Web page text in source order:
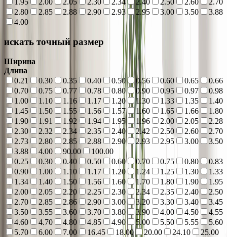
1.95
2.00 2.05 2.30 2.34 2.40 2.50 2.60
2.70
2.80
2.85 2.88 2.90 2.93 2.95 3.00 3.50
3.88
4.00
искать точный размер
Ширина
Длина
0.21
0.30 0.35 0.40 0.50 0.56 0.60 0.65
0.66
0.70
0.75 0.77 0.78 0.80 0.90 0.95 0.97
0.98
1.00
1.10 1.16 1.17 1.20 1.30 1.33 1.35
1.40
1.45
1.50 1.55 1.56 1.57 1.60 1.65 1.66
1.80
1.90
1.91 1.92 1.94 1.95 1.96 2.00 2.05
2.28
2.30
2.32 2.34 2.35 2.40 2.42 2.50 2.60
2.70
2.73
2.80 2.85 2.88 2.90 2.93 2.95 3.00
3.50
3.88
4.00 90.00
100.00
0.25
0.30 0.40 0.50 0.60 0.70 0.75 0.80
0.83
0.90
1.00 1.10 1.17 1.20 1.24 1.25 1.30
1.33
1.34
1.40 1.50 1.56 1.60 1.70 1.80 1.90
1.95
2.00
2.05 2.20 2.25 2.30 2.34 2.35 2.40
2.50
2.70
2.85 2.86 2.90 3.00 3.20 3.30 3.40
3.45
3.50
3.55 3.60 3.70 3.80 3.90 4.00 4.50
4.55
4.60
4.70 4.80 4.85 4.90 5.00 5.50 5.55
5.60
5.70
6.00 7.00 16.45 18.00 20.00 24.10
25.00